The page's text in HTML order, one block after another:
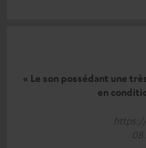
« Le son possédant une
en